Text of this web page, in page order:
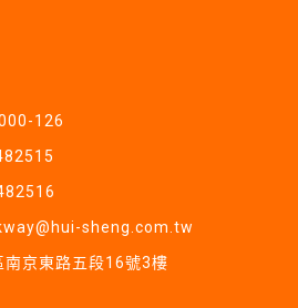
126
sheng.com.tw
京東路五段16號3樓